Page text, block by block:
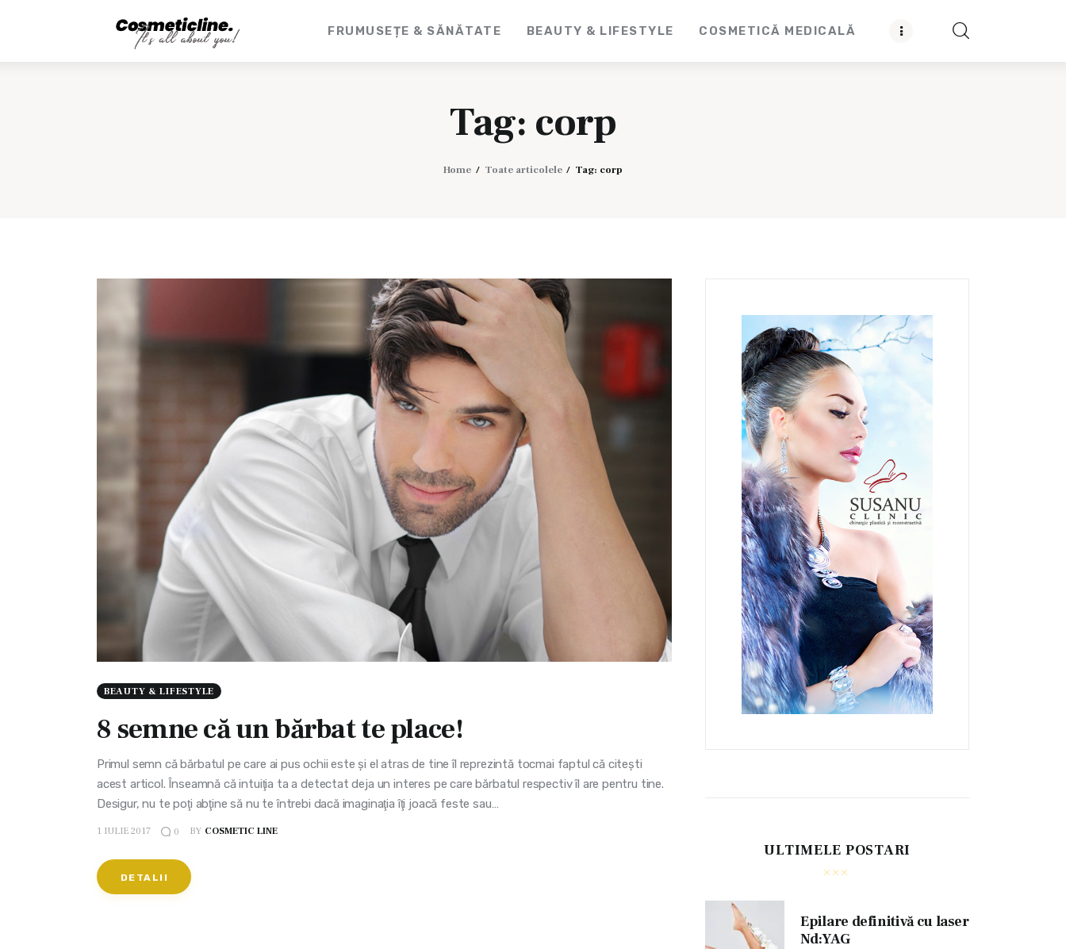
FRUMUSEȚE & SĂNĂTATE BEAUTY & LIFESTYLE COSMETICĂ MEDICALĂ
Tag: corp
Home Toate articolele Tag: corp
Frumusețe & Sănătate
BEAUTY & LIFESTYLE
8 semne că un bărbat te place!
Primul semn că bărbatul pe care ai pus ochii este şi el atras de tine îl reprezintă tocmai faptul că citeşti
acest articol. Înseamnă că intuiţia ta a detectat deja un interes pe care bărbatul respectiv îl are pentru tine.
Desigur, nu te poţi abţine să nu te întrebi dacă imaginaţia îţi joacă feste sau…
1 IULIE 2017 0 BY COSMETIC LINE
DETALII
ULTIMELE POSTARI
Epilare definitivă cu laser
Nd:YAG